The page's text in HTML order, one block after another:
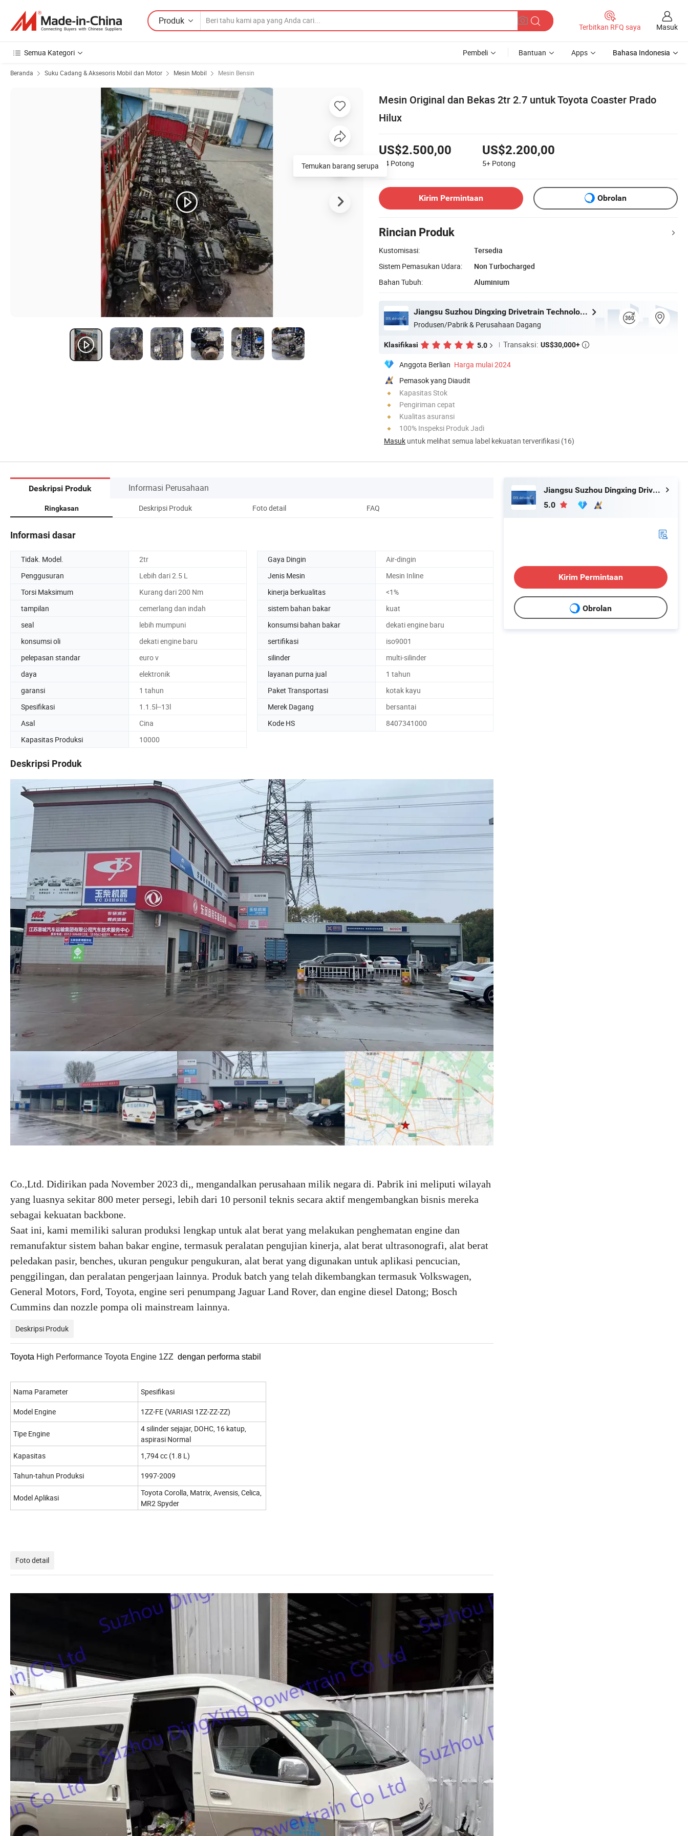
Produk
Terbitkan RFQ saya Masuk
Semua Kategori Pembeli Bantuan Apps Bahasa Indonesia
Beranda Suku Cadang & Aksesoris Mobil dan Motor Mesin Mobil Mesin Bensin
Mesin Original dan Bekas 2tr 2.7 untuk Toyota Coaster Prado
Hilux
US$2.500,00
1-4 Potong
US$2.200,00
5+ Potong
Kirim Permintaan Obrolan
Rincian Produk
Kustomisasi:
Tersedia
Sistem Pemasukan Udara:
Non Turbocharged
Bahan Tubuh:
Aluminium
Jiangsu Suzhou Dingxing Drivetrain Technology Co., Ltd.
Produsen/Pabrik & Perusahaan Dagang
Klasifikasi 5.0 Transaksi: US$30,000+ 
Anggota Berlian Harga mulai 2024
Pemasok yang Diaudit
Kapasitas Stok
Pengiriman cepat
Kualitas asuransi
100% Inspeksi Produk Jadi
Masuk untuk melihat semua label kekuatan terverifikasi (16)
Temukan barang serupa
Deskripsi Produk Informasi Perusahaan
Ringkasan Deskripsi Produk Foto detail FAQ
Informasi dasar
Tidak. Model. 2tr Gaya Dingin
Air-dingin
Penggusuran
Lebih dari 2.5 L Jenis Mesin
Mesin Inline
Torsi Maksimum
Kurang dari 200 Nm kinerja berkualitas
<1%
tampilan
cemerlang dan indah sistem bahan bakar
kuat
seal
lebih mumpuni konsumsi bahan bakar
dekati engine baru
konsumsi oli
dekati engine baru sertifikasi
iso9001
pelepasan standar
euro v silinder
multi-silinder
daya
elektronik layanan purna jual
1 tahun
garansi
1 tahun Paket Transportasi
kotak kayu
Spesifikasi
1.1.5l--13l Merek Dagang
bersantai
Asal
Cina Kode HS
8407341000
Kapasitas Produksi
10000
Deskripsi Produk
Co.,Ltd. Didirikan pada November 2023 di,, mengandalkan perusahaan milik negara di. Pabrik ini meliputi wilayah
yang luasnya sekitar 800 meter persegi, lebih dari 10 personil teknis secara aktif mengembangkan bisnis mereka
sebagai kekuatan backbone.
Saat ini, kami memiliki saluran produksi lengkap untuk alat berat yang melakukan penghematan engine dan
remanufaktur sistem bahan bakar engine, termasuk peralatan pengujian kinerja, alat berat ultrasonografi, alat berat
peledakan pasir, benches, ukuran pengukur pengukuran, alat berat yang digunakan untuk aplikasi pencucian,
penggilingan, dan peralatan pengerjaan lainnya. Produk batch yang telah dikembangkan termasuk Volkswagen,
General Motors, Ford, Toyota, engine seri penumpang Jaguar Land Rover, dan engine diesel Datong; Bosch
Cummins dan nozzle pompa oli mainstream lainnya.
Deskripsi Produk
Toyota High Performance Toyota Engine 1ZZ dengan performa stabil
Nama Parameter Spesifikasi
Model Engine 1ZZ-FE (VARIASI 1ZZ-ZZ-ZZ)
Tipe Engine
4 silinder sejajar, DOHC, 16 katup,
aspirasi Normal
Kapasitas
1,794 cc (1.8 L)
Tahun-tahun Produksi 1997-2009
Model Aplikasi
Toyota Corolla, Matrix, Avensis, Celica,
MR2 Spyder
Foto detail
Jiangsu Suzhou Dingxing Drivetrain Technology Co., Ltd.
5.0
Kirim Permintaan
Obrolan